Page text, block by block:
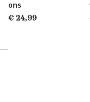
ons
€ 24,99